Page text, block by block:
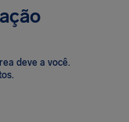
deve a você.